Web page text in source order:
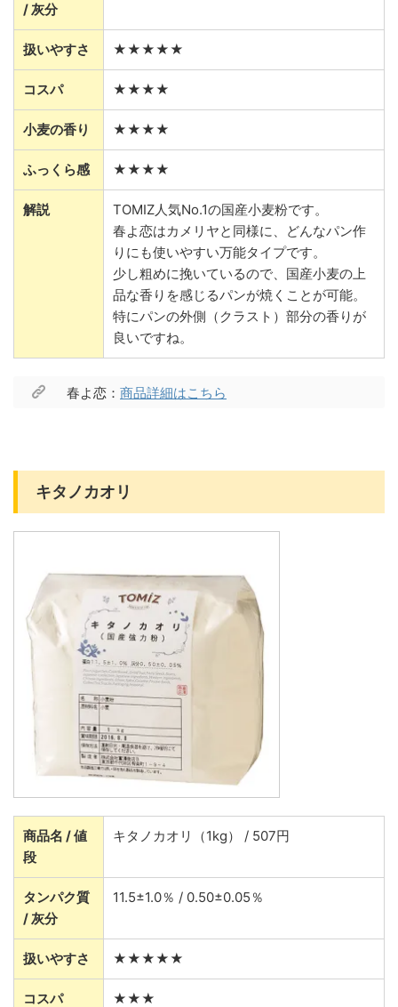
/ 灰分
扱いやすさ ★★★★★
コスパ ★★★★
小麦の香り ★★★★
ふっくら感 ★★★★
解説
TOMIZ人気No.1の国産小麦粉です。
春よ恋はカメリヤと同様に、どんなパン作
りにも使いやすい万能タイプです。
少し粗めに挽いているので、国産小麦の上
品な香りを感じるパンが焼くことが可能。
特にパンの外側（クラスト）部分の香りが
良いですね。
春よ恋： 商品詳細はこちら
キタノカオリ
商品名 / 値
段
キタノカオリ（1kg） / 507円
タンパク質
/ 灰分
11.5±1.0％ / 0.50±0.05％
扱いやすさ ★★★★★
コスパ ★★★